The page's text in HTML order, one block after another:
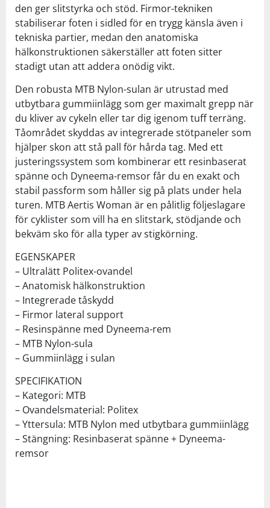
den ger slitstyrka och stöd. Firmor-tekniken
stabiliserar foten i sidled för en trygg känsla även i
tekniska partier, medan den anatomiska
hälkonstruktionen säkerställer att foten sitter
stadigt utan att addera onödig vikt.
Den robusta MTB Nylon-sulan är utrustad med
utbytbara gummiinlägg som ger maximalt grepp när
du kliver av cykeln eller tar dig igenom tuff terräng.
Tåområdet skyddas av integrerade stötpaneler som
hjälper skon att stå pall för hårda tag. Med ett
justeringssystem som kombinerar ett resinbaserat
spänne och Dyneema-remsor får du en exakt och
stabil passform som håller sig på plats under hela
turen. MTB Aertis Woman är en pålitlig följeslagare
för cyklister som vill ha en slitstark, stödjande och
bekväm sko för alla typer av stigkörning.
EGENSKAPER
– Ultralätt Politex-ovandel
– Anatomisk hälkonstruktion
– Integrerade tåskydd
– Firmor lateral support
– Resinspänne med Dyneema-rem
– MTB Nylon-sula
– Gummiinlägg i sulan
SPECIFIKATION
– Kategori: MTB
– Ovandelsmaterial: Politex
– Yttersula: MTB Nylon med utbytbara gummiinlägg
– Stängning: Resinbaserat spänne + Dyneema-
remsor